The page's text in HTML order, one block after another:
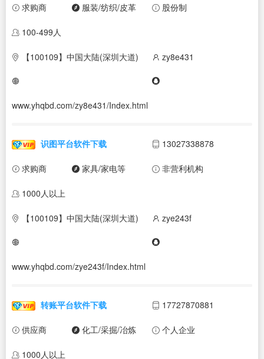
求购商 服装/纺织/皮革 股份制
100-499人
【100109】中国大陆(深圳大道) zy8e431
www.yhqbd.com/zy8e431/Index.html
识图平台软件下载 13027338878
求购商 家具/家电等 非营利机构
1000人以上
【100109】中国大陆(深圳大道) zye243f
www.yhqbd.com/zye243f/Index.html
转账平台软件下载 17727870881
供应商 化工/采掘/冶炼 个人企业
1000人以上